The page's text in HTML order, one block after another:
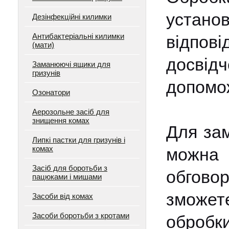
Дезінфекційні килимки
Антибактеріальні килимки
(мати)
Заманюючі ящики для
гризунів
Озонатори
Аерозольне засіб для
знищення комах
Липкі пастки для гризунів і
комах
Засіб для боротьби з
пацюками і мишами
Засоби від комах
Засоби боротьби з кротами
Для
можна